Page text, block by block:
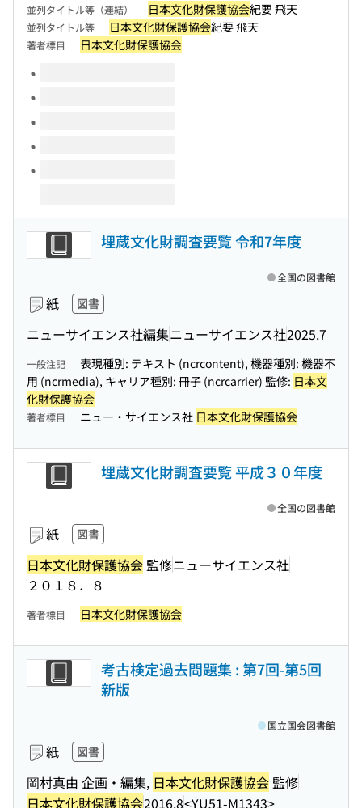
並列タイトル等（連結） 日本文化財保護協会紀要 飛天
並列タイトル等 日本文化財保護協会紀要 飛天
著者標目 日本文化財保護協会
このタイトルの巻号
埋蔵文化財調査要覧 令和7年度
紙 図書
ニューサイエンス社編集ニューサイエンス社2025.7
全国の図書館
一般注記
表現種別: テキスト (ncrcontent), 機器種別: 機器不
用 (ncrmedia), キャリア種別: 冊子 (ncrcarrier) 監修: 日本文
化財保護協会
著者標目 ニュー・サイエンス社 日本文化財保護協会
埋蔵文化財調査要覧 平成３０年度
紙 図書
日本文化財保護協会 監修ニューサイエンス社
２０１８．８
全国の図書館
著者標目 日本文化財保護協会
考古検定過去問題集 : 第7回-第5回
新版
紙 図書
岡村真由 企画・編集, 日本文化財保護協会 監修
日本文化財保護協会2016.8<YU51-M1343>
国立国会図書館